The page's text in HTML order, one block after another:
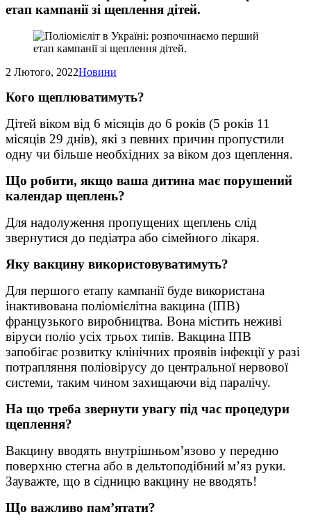
етап кампанії зі щеплення дітей.
2 Лютого, 2022Новини
Кого щеплюватимуть?
Дітей віком від 6 місяців до 6 років (5 років 11
місяців 29 днів), які з певних причин пропустили
одну чи більше необхідних за віком доз щеплення.
Що робити, якщо ваша дитина має порушений
календар щеплень?
Для надолуження пропущених щеплень слід
звернутися до педіатра або сімейного лікаря.
Яку вакцину використовуватимуть?
Для першого етапу кампанії буде використана
інактивована поліомієлітна вакцина (ІПВ)
французького виробництва. Вона містить неживі
віруси поліо усіх трьох типів. Вакцина ІПВ
запобігає розвитку клінічних проявів інфекції у разі
потрапляння поліовірусу до центральної нервової
системи, таким чином захищаючи від паралічу.
На що треба звернути увагу під час процедури
щеплення?
Вакцину вводять внутрішньом’язово у передню
поверхню стегна або в дельтоподібний м’яз руки.
Зауважте, що в сідницю вакцину не вводять!
Що важливо пам’ятати?